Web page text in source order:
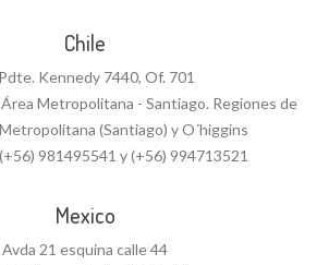
Chile
Kennedy 7440, Of. 701
Metropolitana - Santiago. Regiones de
(Santiago) y O´higgins
981495541 y (+56) 994713521
Mexico
Avda 21 esquina calle 44